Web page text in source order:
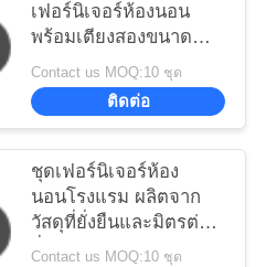
เฟอร์นิเจอร์ห้องนอน
พร้อมเตียงสองขนาด
1500 * 2000 มม
Contact us MOQ:10 ชุด
ติดต่อ
ชุดเฟอร์นิเจอร์ห้อง
นอนโรงแรม ผลิตจาก
วัสดุที่ยั่งยืนและมิตรต่อ
สิ่งแวดล้อม
Contact us MOQ:10 ชุด